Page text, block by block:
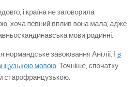
і країна не заговорила
хоча певний вплив вона мала, адже
мови родинні.
нормандське завоювання Англії. І в
мовою. Точніше, спочатку
старофранцузькою.